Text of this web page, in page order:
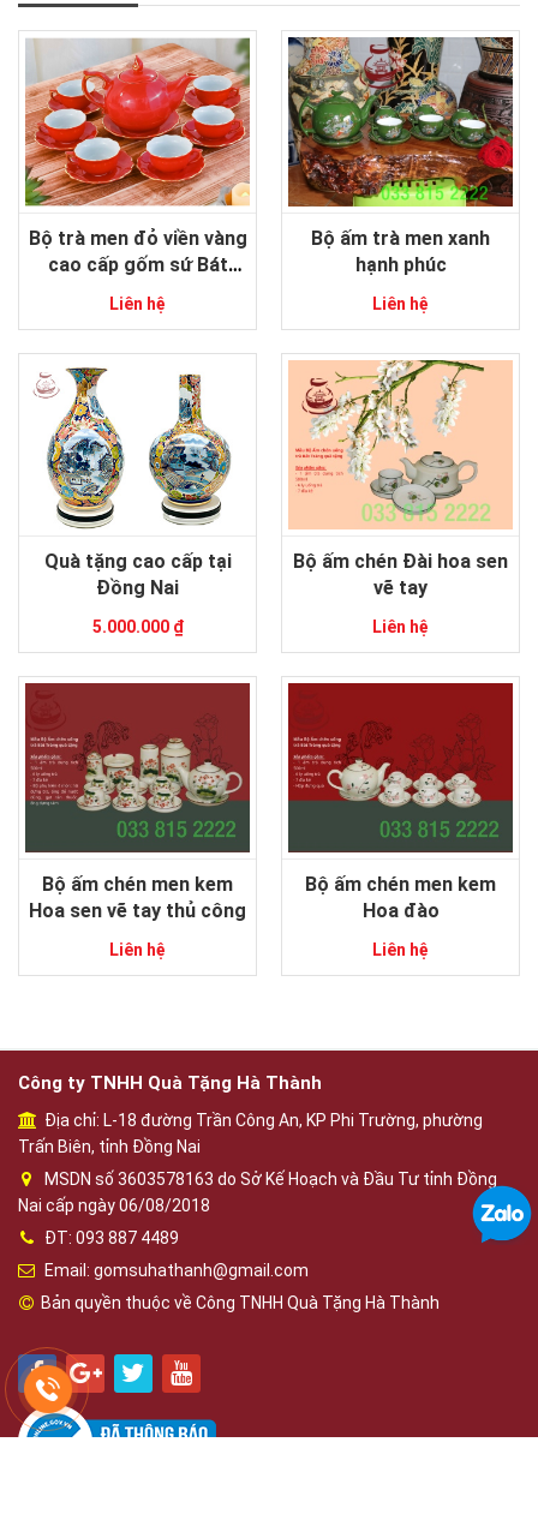
Bộ trà men đỏ viền vàng
cao cấp gốm sứ Bát
Liên hệ
Bộ ấm trà men xanh
hạnh phúc
Liên hệ
Quà tặng cao cấp tại
Đồng Nai
5.000.000 ₫
Bộ ấm chén Đài hoa sen
vẽ tay
Liên hệ
Bộ ấm chén men kem
Hoa sen vẽ tay thủ công
Liên hệ
Bộ ấm chén men kem
Hoa đào
Liên hệ
Công ty TNHH Quà Tặng Hà Thành
Địa chỉ: L-18 đường Trần Công An, KP Phi Trường, phường
Trấn Biên, tỉnh Đồng Nai
MSDN số 3603578163 do Sở Kế Hoạch và Đầu Tư tỉnh Đồng
Nai cấp ngày 06/08/2018
ĐT: 093 887 4489
Email: gomsuhathanh@gmail.com
Bản quyền thuộc về Công TNHH Quà Tặng Hà Thành